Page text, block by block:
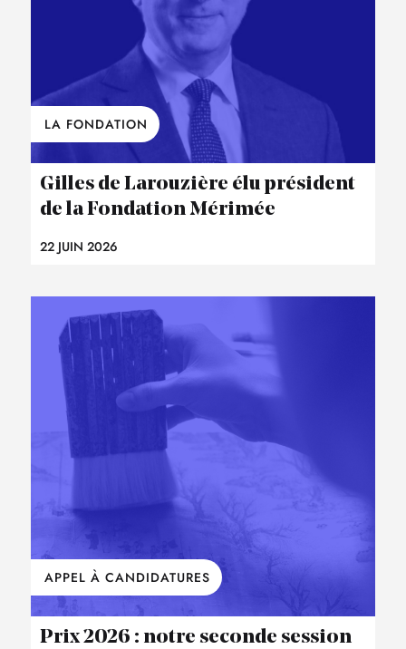
LA FONDATION
Gilles de Larouzière élu président
de la Fondation Mérimée
22 JUIN 2026
APPEL À CANDIDATURES
Prix 2026 : notre seconde session